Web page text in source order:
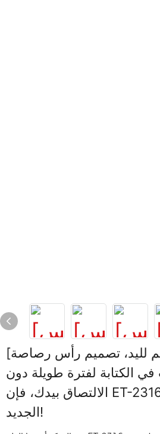
[ملمس ناعم لليد، تصميم رأس رصاصة] إذا
الكتابة لفترة طويلة دون
الالتصاق بيدك، فإن ET-2316 هو بالتأكيد خيارك
الجديد!